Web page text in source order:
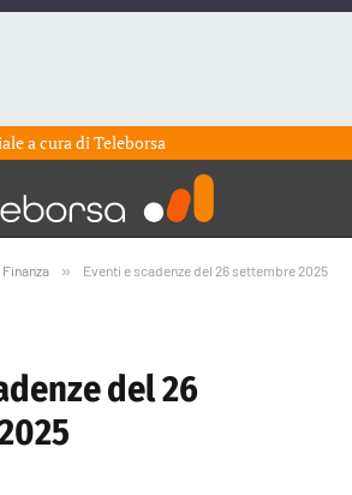
a cura diTeleborsa
Finanza » Eventi e scadenze del 26 settembre 2025
del 26